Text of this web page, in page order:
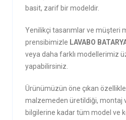
basit, zarif bir modeldir.
Yenilikçi tasarımlar ve müşteri
prensibimizle LAVABO
veya daha farklı modellerimiz
yapabilirsiniz.
Ürünümüzün öne çıkan
malzemeden üretildiği, montaj
bilgilerine kadar tüm model ve